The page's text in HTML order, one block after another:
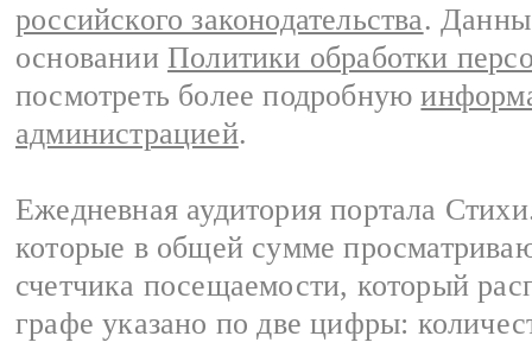
российского законодательства.
основании Политики обработки
посмотреть более подробную
администрацией.
Ежедневная аудитория портала
которые в общей сумме
счетчика посещаемости, который
графе указано по две цифры: